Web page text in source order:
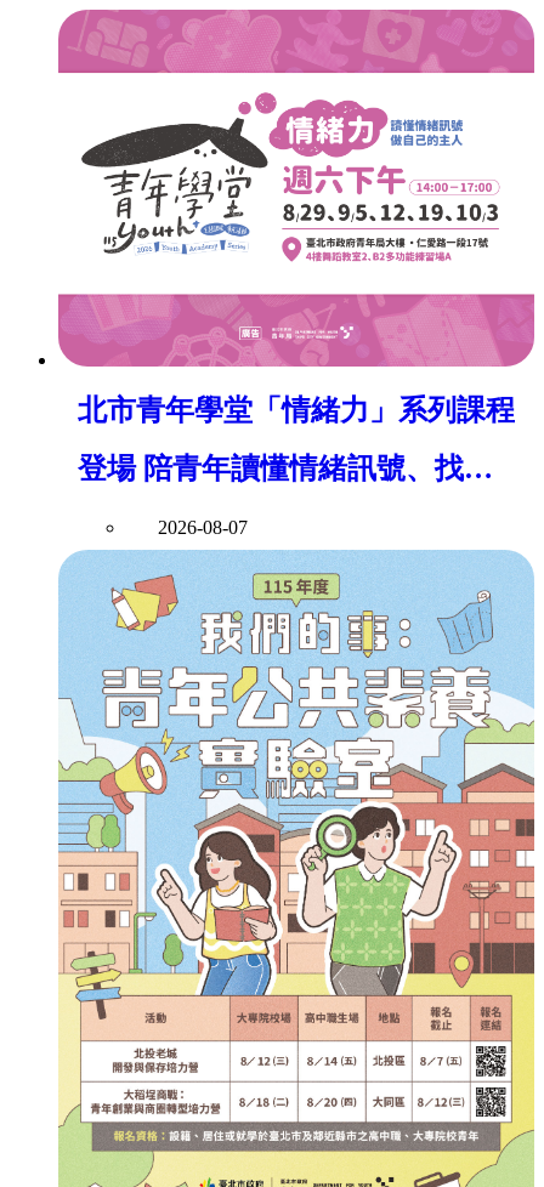
北市青年學堂「情緒力」系列課程
登場 陪青年讀懂情緒訊號、找回
身心平衡2026-08-07